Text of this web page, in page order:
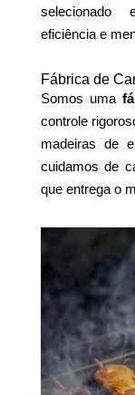
selecionado
eficiência e
Fábrica de
Somos uma
controle
madeiras de
cuidamos de
que entrega o